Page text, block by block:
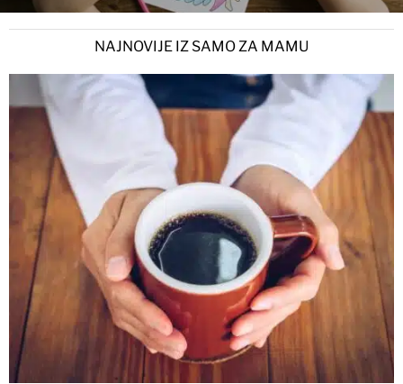
NAJNOVIJE IZ SAMO ZA MAMU